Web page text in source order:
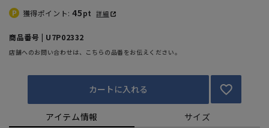
獲得ポイント:45pt 詳細
商品番号 | U7P02332
店舗へのお問い合わせは、こちらの品番をお伝えください。
カートに入れる
アイテム情報 サイズ